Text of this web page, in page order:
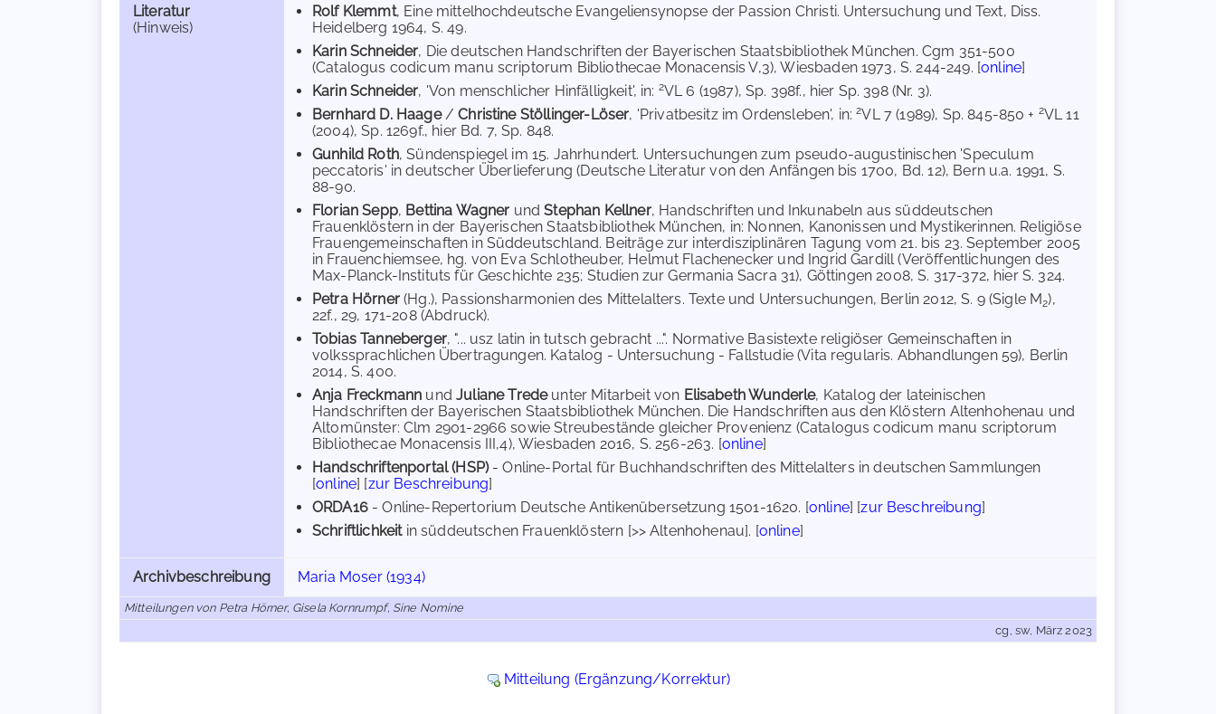
Literatur
(Hinweis)
Rolf Klemmt, Eine mittelhochdeutsche Evangeliensynopse der Passion Christi. Untersuchung und Text, Diss.
Heidelberg 1964, S. 49.
Karin Schneider, Die deutschen Handschriften der Bayerischen Staatsbibliothek München. Cgm 351-500
(Catalogus codicum manu scriptorum Bibliothecae Monacensis V,3), Wiesbaden 1973, S. 244-249. [online]
Karin Schneider, 'Von menschlicher Hinfälligkeit', in: 2VL 6 (1987), Sp. 398f., hier Sp. 398 (Nr. 3).
Bernhard D. Haage/Christine Stöllinger-Löser, 'Privatbesitz im Ordensleben', in:2VL 7 (1989), Sp. 845-850 + 2VL 11
(2004), Sp. 1269f., hier Bd. 7, Sp. 848.
Gunhild Roth, Sündenspiegel im 15. Jahrhundert. Untersuchungen zum pseudo-augustinischen 'Speculum
peccatoris' in deutscher Überlieferung (Deutsche Literatur von den Anfängen bis 1700, Bd. 12), Bern u.a. 1991, S.
88-90.
Florian Sepp, Bettina Wagner undStephan Kellner, Handschriften und Inkunabeln aus süddeutschen
Frauenklöstern in der Bayerischen Staatsbibliothek München, in: Nonnen, Kanonissen und Mystikerinnen. Religiöse
Frauengemeinschaften in Süddeutschland. Beiträge zur interdisziplinären Tagung vom 21. bis 23. September 2005
in Frauenchiemsee, hg. von Eva Schlotheuber, Helmut Flachenecker und Ingrid Gardill (Veröffentlichungen des
Max-Planck-Instituts für Geschichte 235; Studien zur Germania Sacra 31), Göttingen 2008, S. 317-372, hier S. 324.
Petra Hörner(Hg.), Passionsharmonien des Mittelalters. Texte und Untersuchungen, Berlin 2012, S. 9 (Sigle M2),
22f., 29, 171-208 (Abdruck).
Tobias Tanneberger, "... usz latin in tutsch gebracht ...". Normative Basistexte religiöser Gemeinschaften in
volkssprachlichen Übertragungen. Katalog - Untersuchung - Fallstudie (Vita regularis. Abhandlungen 59), Berlin
2014, S. 400.
Anja Freckmann undJuliane Tredeunter Mitarbeit von Elisabeth Wunderle, Katalog der lateinischen
Handschriften der Bayerischen Staatsbibliothek München. Die Handschriften aus den Klöstern Altenhohenau und
Altomünster: Clm 2901-2966 sowie Streubestände gleicher Provenienz (Catalogus codicum manu scriptorum
Bibliothecae Monacensis III,4), Wiesbaden 2016, S. 256-263. [online]
Handschriftenportal (HSP)- Online-Portal für Buchhandschriften des Mittelalters in deutschen Sammlungen
[online] [zur Beschreibung]
ORDA16- Online-Repertorium Deutsche Antikenübersetzung 1501-1620. [online] [zur Beschreibung]
Schriftlichkeitin süddeutschen Frauenklöstern [>> Altenhohenau]. [online]
Archivbeschreibung Maria Moser (1934)
Mitteilungen von Petra Hörner, Gisela Kornrumpf, Sine Nomine
cg, sw, März 2023
Mitteilung (Ergänzung/Korrektur)